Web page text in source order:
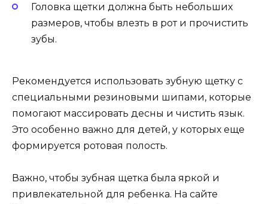
Головка щетки должна быть небольших
размеров, чтобы влезть в рот и прочистить
зубы.
Рекомендуется использовать зубную щетку с
специальными резиновыми шипами, которые
помогают массировать десны и чистить язык.
Это особенно важно для детей, у которых еще
формируется ротовая полость.
Важно, чтобы зубная щетка была яркой и
привлекательной для ребенка. На сайте